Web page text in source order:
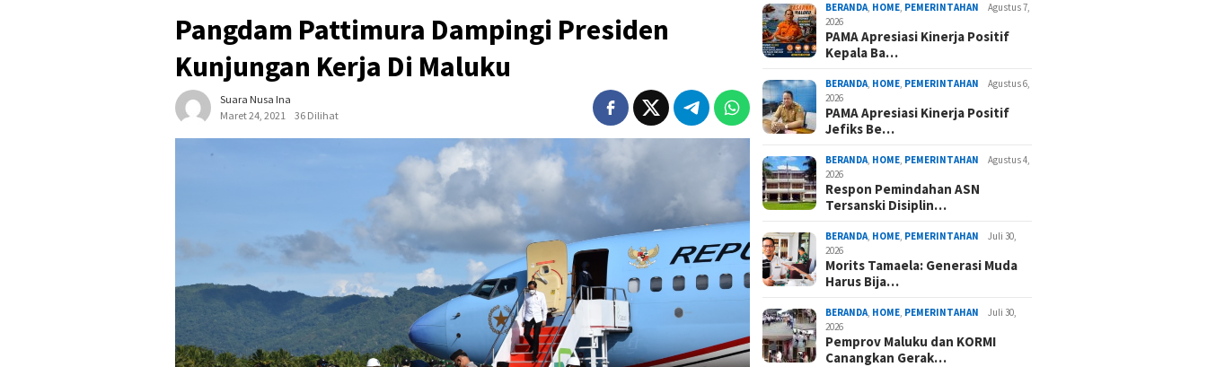
Pangdam Pattimura Dampingi Presiden
Kunjungan Kerja Di Maluku
Suara Nusa Ina
Maret 24, 2021
36 Dilihat
BERANDA, HOME, PEMERINTAHAN
Agustus 7,
2026
PAMA Apresiasi Kinerja Positif
Kepala Ba…
BERANDA, HOME, PEMERINTAHAN
Agustus 6,
2026
PAMA Apresiasi Kinerja Positif
Jefiks Be…
BERANDA, HOME, PEMERINTAHAN
Agustus 4,
2026
Respon Pemindahan ASN
Tersanski Disiplin…
BERANDA, HOME, PEMERINTAHAN
Juli 30,
2026
Morits Tamaela: Generasi Muda
Harus Bija…
BERANDA, HOME, PEMERINTAHAN
Juli 30,
2026
Pemprov Maluku dan KORMI
Canangkan Gerak…